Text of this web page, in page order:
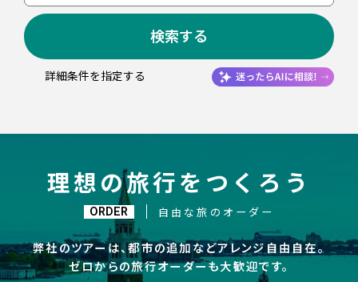
検索する
詳細条件を指定する
理想の旅行をつくろう
ORDER 自由な旅のオーダー
弊社のツアーは、都市の追加などアレンジ自由自在。
ゼロからの旅行オーダーも大歓迎です。